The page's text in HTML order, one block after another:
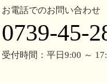
お電話でのお問い合わせ
0739-45-
受付時間：平日9:00 ～